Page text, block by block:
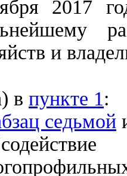
2017
и
в пункте 1:
седьмой